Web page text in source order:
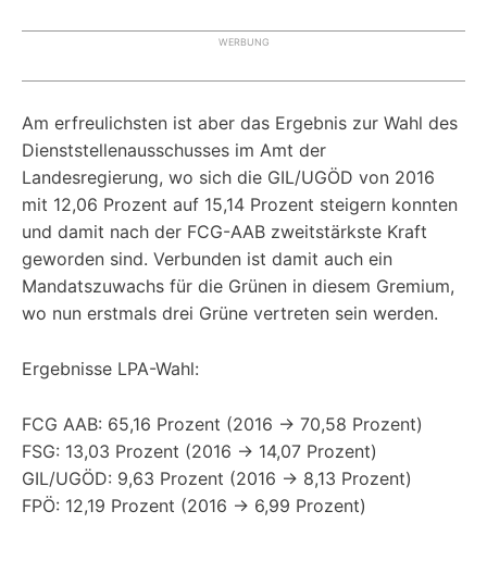
WERBUNG
Am erfreulichsten ist aber das Ergebnis zur Wahl des
Dienststellenausschusses im Amt der
Landesregierung, wo sich die GIL/UGÖD von 2016
mit 12,06 Prozent auf 15,14 Prozent steigern konnten
und damit nach der FCG-AAB zweitstärkste Kraft
geworden sind. Verbunden ist damit auch ein
Mandatszuwachs für die Grünen in diesem Gremium,
wo nun erstmals drei Grüne vertreten sein werden.
Ergebnisse LPA-Wahl:
FCG AAB: 65,16 Prozent (2016 -> 70,58 Prozent)
FSG: 13,03 Prozent (2016 -> 14,07 Prozent)
GIL/UGÖD: 9,63 Prozent (2016 -> 8,13 Prozent)
FPÖ: 12,19 Prozent (2016 -> 6,99 Prozent)